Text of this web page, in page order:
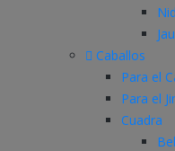
Caballos
Para el
Para el
Cuadra